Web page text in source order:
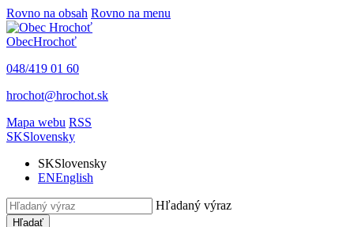
Rovno na obsah Rovno na menu
ObecHrochoť
048/419 01 60
hrochot@hrochot.sk
Mapa webu RSS
SKSlovensky
SKSlovensky
ENEnglish
Hľadaný výraz
Hľadať